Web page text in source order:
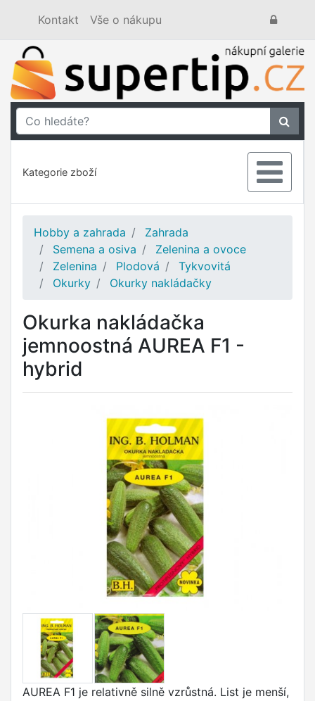
Kontakt Vše o nákupu
Kategorie zboží
Hobby a zahrada
Zahrada
Semena a osiva
Zelenina a ovoce
Zelenina
Plodová
Tykvovitá
Okurky
Okurky nakládačky
Okurka nakládačka
jemnoostná AUREA F1 -
hybrid
AUREA F1 je relativně silně vzrůstná. List je menší,